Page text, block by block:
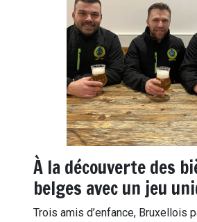
À la découverte des
belges avec un jeu
Trois amis d’enfance, Bruxellois